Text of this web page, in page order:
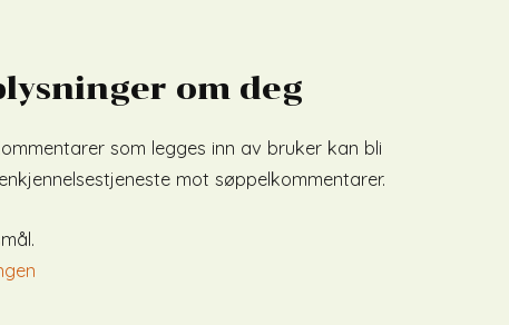
om deg
som legges inn av bruker kan bli
mot søppelkommentarer.